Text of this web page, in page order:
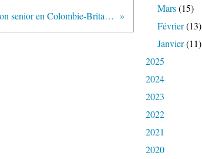
Sooke : cohabitation senior en Colombie-Britannique
Mars(15)
Février(13)
Janvier(11)
2025
2024
2023
2022
2021
2020